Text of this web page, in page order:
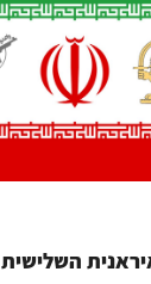
השלישית